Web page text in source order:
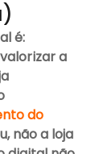
é:
a
do
não a loja